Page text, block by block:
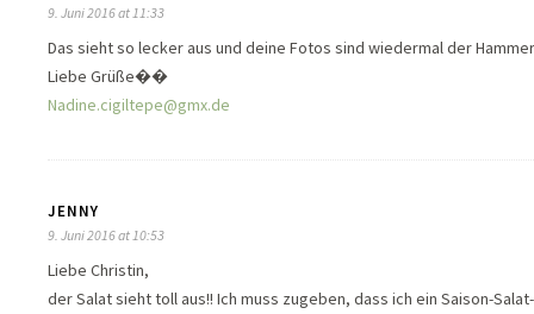
9. Juni 2016 at 11:33
Das sieht so lecker aus und deine Fotos sind wiedermal der
Liebe Grüße��
Nadine.cigiltepe@gmx.de
JENNY
9. Juni 2016 at 10:53
Liebe Christin,
der Salat sieht toll aus!! Ich muss zugeben, dass ich ein Saison-